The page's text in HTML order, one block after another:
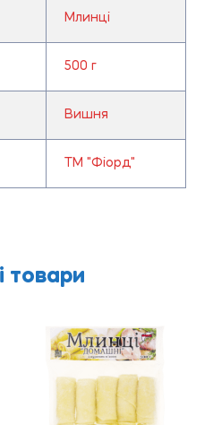
Млинці
500 г
Вишня
ТМ "Фіорд"
товари